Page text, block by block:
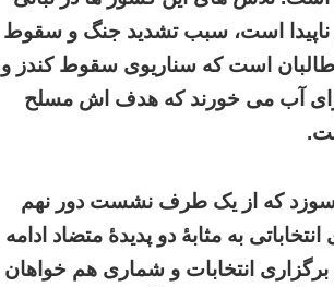
ناپیدا است، سبب تشدید جنگ و سقوط
است که سناریوی سقوط کندز و
آب می خورند که هدف اش مسلح
که از یک طرف نشست دور نهم
به مثابۀ دو پدیدۀ متضاد ادامه
انتخابات و شماری هم خواهان